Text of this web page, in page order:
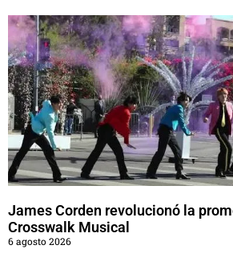
James Corden revolucionó la
Crosswalk Musical
6 agosto 2026